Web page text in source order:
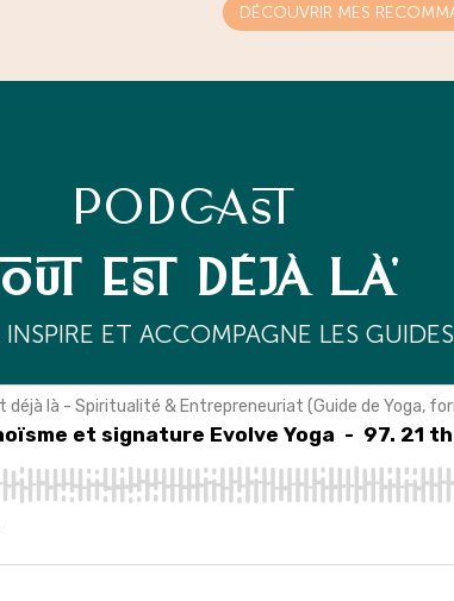
DÉCOUVRIR MES
PODCAST
EST DÉJÀ LÀ'
ET ACCOMPAGNE LES